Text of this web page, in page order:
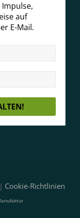
auf
E-Mail.
Cookie-Richtlinien